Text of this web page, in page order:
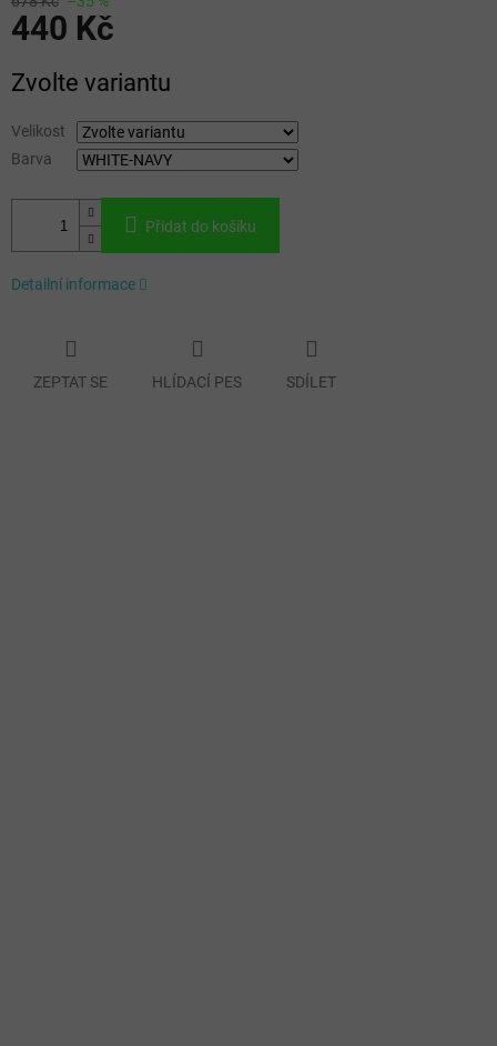
440 Kč
cena:
Zvolte variantu
Velikost
Barva
Přidat do košíku
Detailní informace
ZEPTAT SE HLÍDACÍ PES SDÍLET